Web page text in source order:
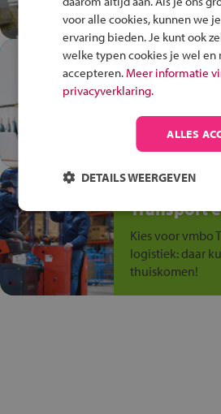
en win een
In de
plek!
op de
anders is!
Jouw talent
Transport
Kies voor vmbo
logistiek: daar
thuiskomen!
voor alle cookies, kunnen we
ervaring bieden. Je kunt ook
welke typen cookies je wel
accepteren. Meer informatie
privacyverklaring.
ALLES
DETAILS WEERGEVEN